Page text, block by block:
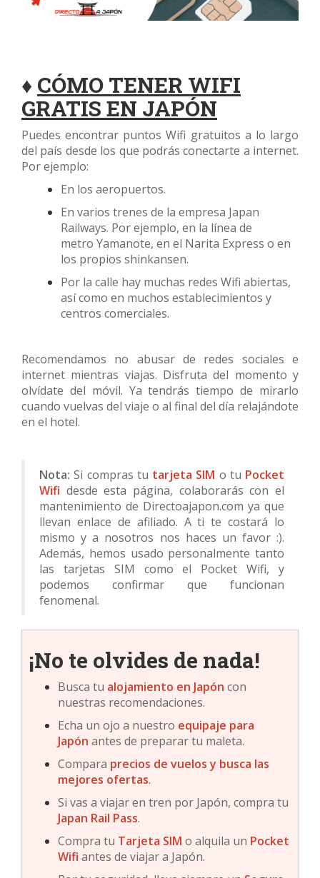
♦ CÓMO TENER WIFI
GRATIS EN JAPÓN
Puedes encontrar puntos Wifi gratuitos a lo largo
del país desde los que podrás conectarte a internet.
Por ejemplo:
En los aeropuertos.
En varios trenes de la empresa Japan
Railways. Por ejemplo, en la línea de
metro Yamanote, en el Narita Express o en
los propios shinkansen.
Por la calle hay muchas redes Wifi abiertas,
así como en muchos establecimientos y
centros comerciales.
Recomendamos no abusar de redes sociales e
internet mientras viajas. Disfruta del momento y
olvídate del móvil. Ya tendrás tiempo de mirarlo
cuando vuelvas del viaje o al final del día relajándote
en el hotel.
Nota: Si compras tu tarjeta SIM o tu Pocket
Wifi desde esta página, colaborarás con el
mantenimiento de Directoajapon.com ya que
llevan enlace de afiliado. A ti te costará lo
mismo y a nosotros nos haces un favor :).
Además, hemos usado personalmente tanto
las tarjetas SIM como el Pocket Wifi, y
podemos confirmar que funcionan
fenomenal.
¡No te olvides de nada!
Busca tu alojamiento en Japón con
nuestras recomendaciones.
Echa un ojo a nuestro equipaje para
Japón antes de preparar tu maleta.
Compara precios de vuelos y busca las
mejores ofertas.
Si vas a viajar en tren por Japón, compra tu
Japan Rail Pass.
Compra tu Tarjeta SIM o alquila un Pocket
Wifi antes de viajar a Japón.